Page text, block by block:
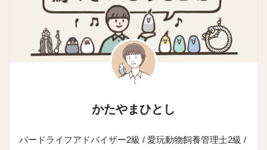
かたやまひとし
バードライフアドバイザー2級 / 愛玩動物飼養管理士2級 /